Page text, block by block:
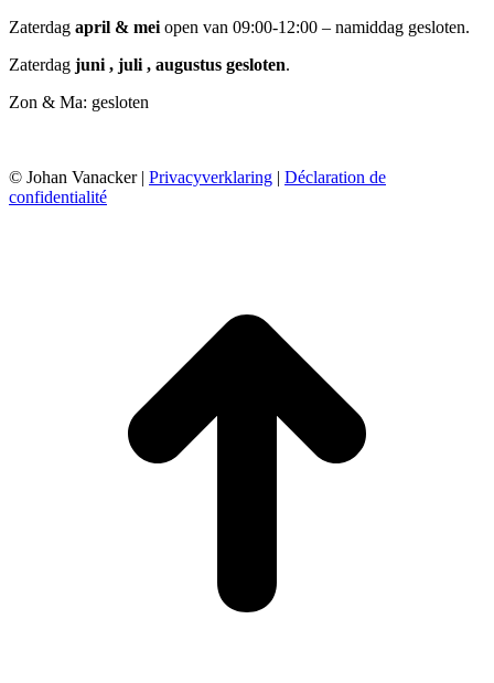
Zaterdag april & mei open van 09:00-12:00 – namiddag gesloten.
Zaterdag juni , juli , augustus gesloten.
Zon & Ma: gesloten
© Johan Vanacker | Privacyverklaring | Déclaration de
confidentialité